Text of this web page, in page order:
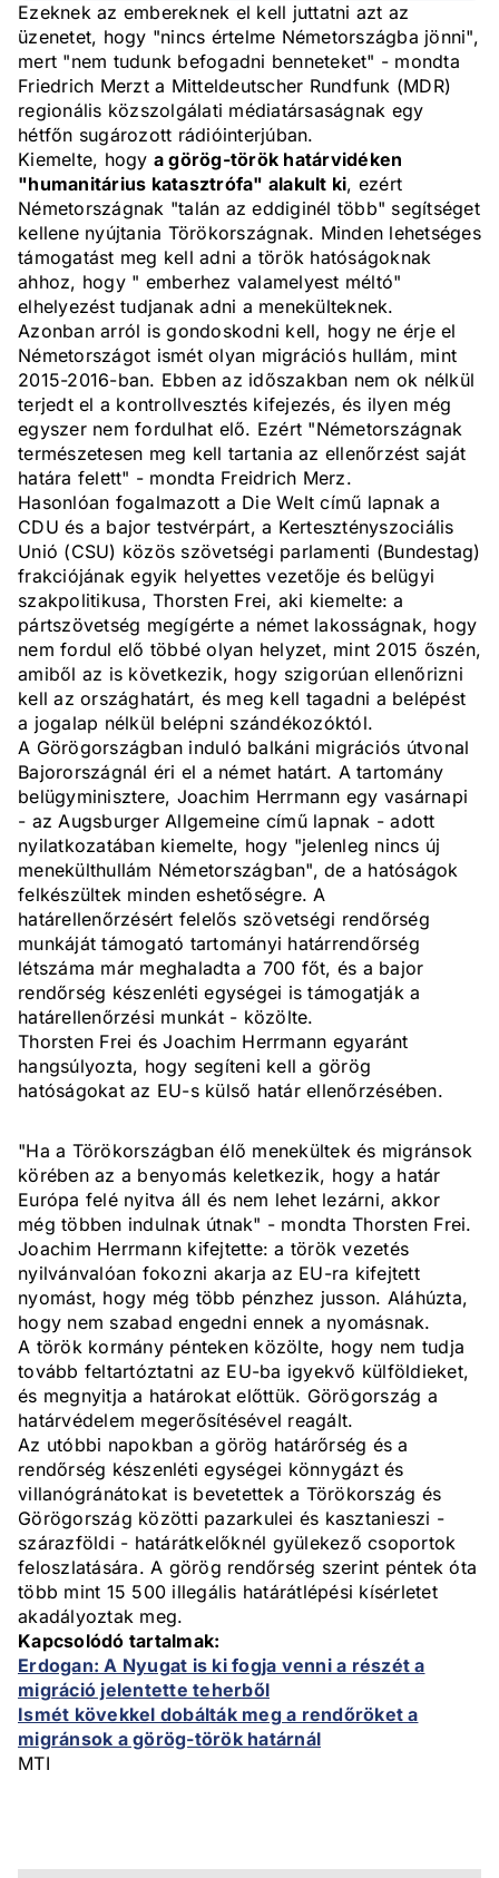
Ezeknek az embereknek el kell juttatni azt az
üzenetet, hogy "nincs értelme Németországba jönni",
mert "nem tudunk befogadni benneteket" - mondta
Friedrich Merzt a Mitteldeutscher Rundfunk (MDR)
regionális közszolgálati médiatársaságnak egy
hétfőn sugározott rádióinterjúban.
Kiemelte, hogy a görög-török határvidéken
"humanitárius katasztrófa" alakult ki, ezért
Németországnak "talán az eddiginél több" segítséget
kellene nyújtania Törökországnak. Minden lehetséges
támogatást meg kell adni a török hatóságoknak
ahhoz, hogy " emberhez valamelyest méltó"
elhelyezést tudjanak adni a menekülteknek.
Azonban arról is gondoskodni kell, hogy ne érje el
Németországot ismét olyan migrációs hullám, mint
2015-2016-ban. Ebben az időszakban nem ok nélkül
terjedt el a kontrollvesztés kifejezés, és ilyen még
egyszer nem fordulhat elő. Ezért "Németországnak
természetesen meg kell tartania az ellenőrzést saját
határa felett" - mondta Freidrich Merz.
Hasonlóan fogalmazott a Die Welt című lapnak a
CDU és a bajor testvérpárt, a Kertesztényszociális
Unió (CSU) közös szövetségi parlamenti (Bundestag)
frakciójának egyik helyettes vezetője és belügyi
szakpolitikusa, Thorsten Frei, aki kiemelte: a
pártszövetség megígérte a német lakosságnak, hogy
nem fordul elő többé olyan helyzet, mint 2015 őszén,
amiből az is következik, hogy szigorúan ellenőrizni
kell az országhatárt, és meg kell tagadni a belépést
a jogalap nélkül belépni szándékozóktól.
A Görögországban induló balkáni migrációs útvonal
Bajorországnál éri el a német határt. A tartomány
belügyminisztere, Joachim Herrmann egy vasárnapi
- az Augsburger Allgemeine című lapnak - adott
nyilatkozatában kiemelte, hogy "jelenleg nincs új
menekülthullám Németországban", de a hatóságok
felkészültek minden eshetőségre. A
határellenőrzésért felelős szövetségi rendőrség
munkáját támogató tartományi határrendőrség
létszáma már meghaladta a 700 főt, és a bajor
rendőrség készenléti egységei is támogatják a
határellenőrzési munkát - közölte.
Thorsten Frei és Joachim Herrmann egyaránt
hangsúlyozta, hogy segíteni kell a görög
hatóságokat az EU-s külső határ ellenőrzésében.
"Ha a Törökországban élő menekültek és migránsok
körében az a benyomás keletkezik, hogy a határ
Európa felé nyitva áll és nem lehet lezárni, akkor
még többen indulnak útnak" - mondta Thorsten Frei.
Joachim Herrmann kifejtette: a török vezetés
nyilvánvalóan fokozni akarja az EU-ra kifejtett
nyomást, hogy még több pénzhez jusson. Aláhúzta,
hogy nem szabad engedni ennek a nyomásnak.
A török kormány pénteken közölte, hogy nem tudja
tovább feltartóztatni az EU-ba igyekvő külföldieket,
és megnyitja a határokat előttük. Görögország a
határvédelem megerősítésével reagált.
Az utóbbi napokban a görög határőrség és a
rendőrség készenléti egységei könnygázt és
villanógránátokat is bevetettek a Törökország és
Görögország közötti pazarkulei és kasztanieszi -
szárazföldi - határátkelőknél gyülekező csoportok
feloszlatására. A görög rendőrség szerint péntek óta
több mint 15 500 illegális határátlépési kísérletet
akadályoztak meg.
Kapcsolódó tartalmak:
Erdogan: A Nyugat is ki fogja venni a részét a
migráció jelentette teherből
Ismét kövekkel dobálták meg a rendőröket a
migránsok a görög-török határnál
MTI